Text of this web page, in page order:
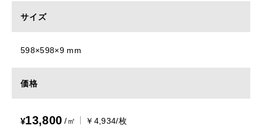
サイズ
598×598×9 mm
価格
¥13,800 /㎡ ￥4,934/枚